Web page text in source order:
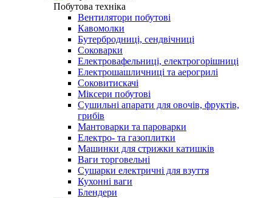
Побутова техніка
Вентилятори побутові
Кавомолки
Бутербродниці, сендвічниці
Соковарки
Електровафельниці, електрогорішниці
Електрошашличниці та аерогрилі
Соковитискачі
Міксери побутові
Сушильні апарати для овочів, фруктів,
грибів
Мантоварки та пароварки
Електро- та газоплитки
Машинки для стрижки катишків
Ваги торговельні
Сушарки електричні для взуття
Кухонні ваги
Блендери